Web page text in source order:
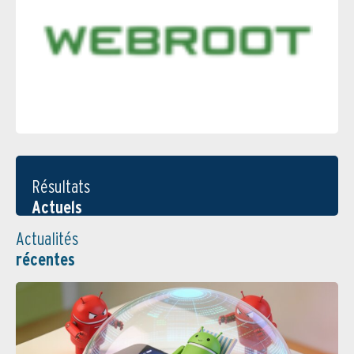
Résultats
Actuels
Actualités
récentes